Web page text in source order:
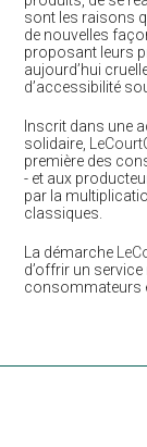
sont les raisons
de nouvelles
proposant leurs
aujourd’hui
d’accessibilité
Inscrit dans une
solidaire,
première des
- et aux
par la
classiques.
La démarche
d’offrir un
consommateurs